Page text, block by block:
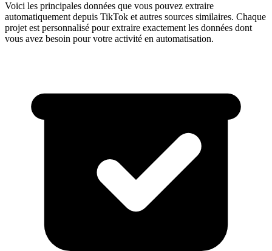
Voici les principales données que vous pouvez extraire
automatiquement depuis TikTok et autres sources similaires. Chaque
projet est personnalisé pour extraire exactement les données dont
vous avez besoin pour votre activité en automatisation.